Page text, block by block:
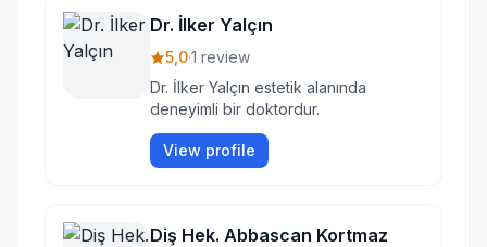
Dr. İlker Yalçın
5,0·1 review
Dr. İlker Yalçın estetik alanında
deneyimli bir doktordur.
View profile
Diş Hek. Abbascan Kortmaz